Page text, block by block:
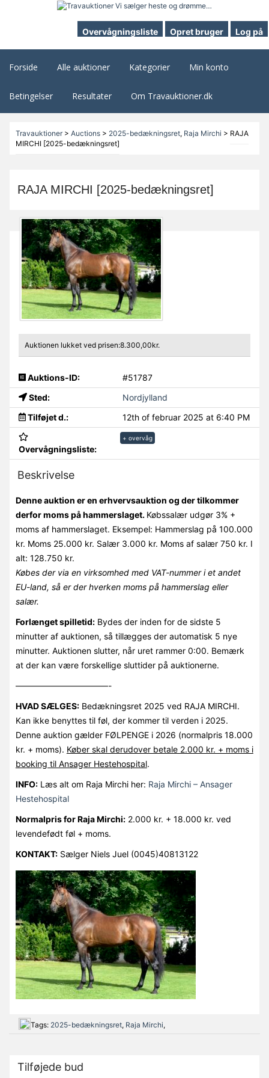
Overvågningsliste Opret bruger Log på
Forside Alle auktioner Kategorier Min konto
Betingelser Resultater Om Travauktioner.dk
Travauktioner> Auctions> 2025-bedækningsret, Raja Mirchi > RAJA
MIRCHI [2025-bedækningsret]
RAJA MIRCHI [2025-bedækningsret]
Auktionen lukket ved prisen:8.300,00kr.
Auktions-ID:
#51787
Sted:
Nordjylland
Tilføjet d.:
12th of februar 2025 at 6:40 PM
Overvågningsliste:
+ overvåg
Beskrivelse
Denne auktion er en erhvervsauktion og der tilkommer
derfor moms på hammerslaget. Købssalær udgør 3% +
moms af hammerslaget. Eksempel: Hammerslag på 100.000
kr. Moms 25.000 kr. Salær 3.000 kr. Moms af salær 750 kr. I
alt: 128.750 kr.
Købes der via en virksomhed med VAT-nummer i et andet
EU-land, så er der hverken moms på hammerslag eller
salær.
Forlænget spilletid:Bydes der inden for de sidste 5
minutter af auktionen, så tillægges der automatisk 5 nye
minutter. Auktionen slutter, når uret rammer 0:00. Bemærk
at der kan være forskellige sluttider på auktionerne.
———————————-
HVAD SÆLGES:Bedækningsret 2025 ved RAJA MIRCHI.
Kan ikke benyttes til føl, der kommer til verden i 2025.
Denne auktion gælder FØLPENGE i 2026 (normalpris 18.000
kr. + moms). Køber skal derudover betale 2.000 kr. + moms i
booking til Ansager Hestehospital.
INFO:Læs alt om Raja Mirchi her: Raja Mirchi – Ansager
Hestehospital
Normalpris for Raja Mirchi:2.000 kr. + 18.000 kr. ved
levendefødt føl + moms.
KONTAKT:Sælger Niels Juel (0045)40813122
Tags: 2025-bedækningsret, Raja Mirchi,
Tilføjede bud